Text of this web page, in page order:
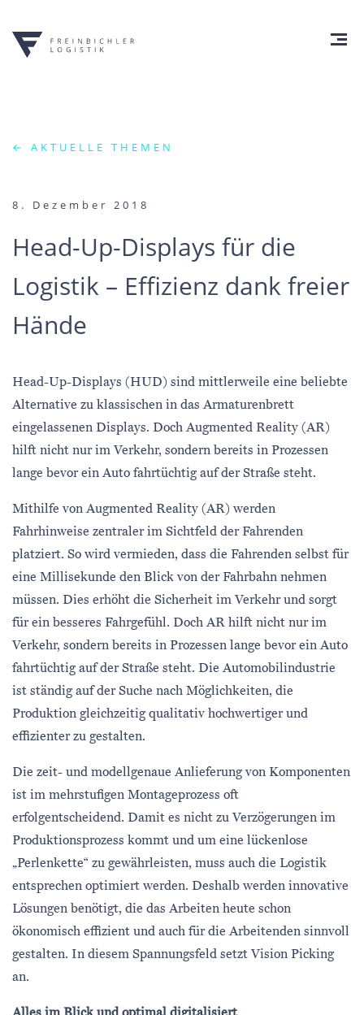
← AKTUELLE THEMEN
8. Dezember 2018
Head-Up-Displays für die
Logistik – Effizienz dank freier
Hände
Head-Up-Displays (HUD) sind mittlerweile eine beliebte
Alternative zu klassischen in das Armaturenbrett
eingelassenen Displays. Doch Augmented Reality (AR)
hilft nicht nur im Verkehr, sondern bereits in Prozessen
lange bevor ein Auto fahrtüchtig auf der Straße steht.
Mithilfe von Augmented Reality (AR) werden
Fahrhinweise zentraler im Sichtfeld der Fahrenden
platziert. So wird vermieden, dass die Fahrenden selbst für
eine Millisekunde den Blick von der Fahrbahn nehmen
müssen. Dies erhöht die Sicherheit im Verkehr und sorgt
für ein besseres Fahrgefühl. Doch AR hilft nicht nur im
Verkehr, sondern bereits in Prozessen lange bevor ein Auto
fahrtüchtig auf der Straße steht. Die Automobilindustrie
ist ständig auf der Suche nach Möglichkeiten, die
Produktion gleichzeitig qualitativ hochwertiger und
effizienter zu gestalten.
Die zeit- und modellgenaue Anlieferung von Komponenten
ist im mehrstufigen Montageprozess oft
erfolgentscheidend. Damit es nicht zu Verzögerungen im
Produktionsprozess kommt und um eine lückenlose
„Perlenkette“ zu gewährleisten, muss auch die Logistik
entsprechen optimiert werden. Deshalb werden innovative
Lösungen benötigt, die das Arbeiten heute schon
ökonomisch effizient und auch für die Arbeitenden sinnvoll
gestalten. In diesem Spannungsfeld setzt Vision Picking
an.